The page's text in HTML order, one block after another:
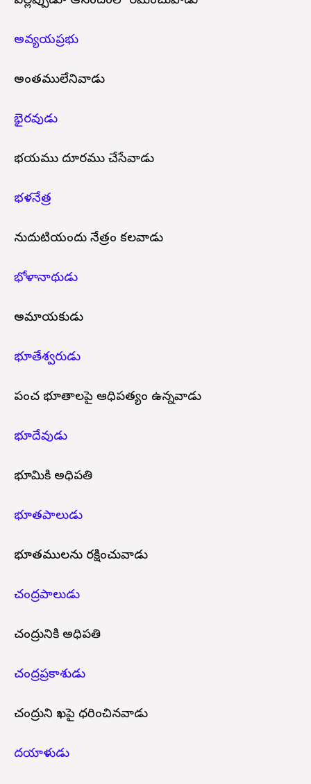
అవ్యయప్రభు
అంతములేనివాడు
భైరవుడు
భయము దూరము చేసేవాడు
భళనేత్ర
నుదుటియందు నేత్రం కలవాడు
భోళానాథుడు
అమాయకుడు
భూతేశ్వరుడు
పంచ భూతాలపై ఆధిపత్యం ఉన్నవాడు
భూదేవుడు
భూమికి అధిపతి
భూతపాలుడు
భూతములను రక్షించువాడు
చంద్రపాలుడు
చంద్రునికి అధిపతి
చంద్రప్రకాశుడు
చంద్రుని శిఖపై ధరించినవాడు
దయాళుడు